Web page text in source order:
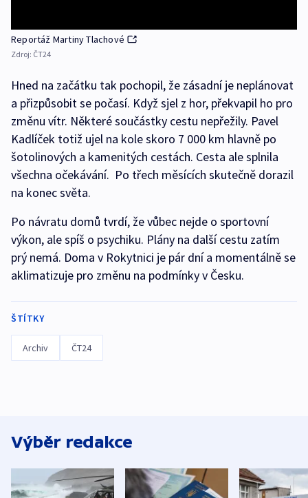
Reportáž Martiny Tlachové
Zdroj: ČT24
Hned na začátku tak pochopil, že zásadní je neplánovat
a přizpůsobit se počasí. Když sjel z hor, překvapil ho pro
změnu vítr. Některé součástky cestu nepřežily. Pavel
Kadlíček totiž ujel na kole skoro 7 000 km hlavně po
šotolinových a kamenitých cestách. Cesta ale splnila
všechna očekávání. Po třech měsících skutečně dorazil
na konec světa.
Po návratu domů tvrdí, že vůbec nejde o sportovní
výkon, ale spíš o psychiku. Plány na další cestu zatím
prý nemá. Doma v Rokytnici je pár dní a momentálně se
aklimatizuje pro změnu na podmínky v Česku.
ŠTÍTKY
Archiv ČT24
Výběr redakce